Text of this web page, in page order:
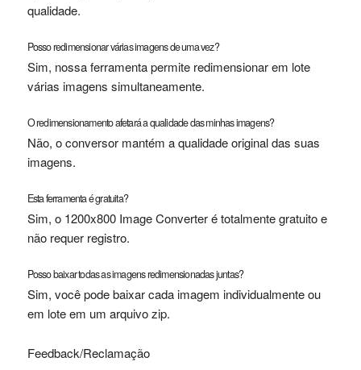
qualidade.
Posso redimensionar várias imagens de uma vez?
Sim, nossa ferramenta permite redimensionar em lote
várias imagens simultaneamente.
O redimensionamento afetará a qualidade das minhas imagens?
Não, o conversor mantém a qualidade original das suas
imagens.
Esta ferramenta é gratuita?
Sim, o 1200x800 Image Converter é totalmente gratuito e
não requer registro.
Posso baixar todas as imagens redimensionadas juntas?
Sim, você pode baixar cada imagem individualmente ou
em lote em um arquivo zip.
Feedback/Reclamação